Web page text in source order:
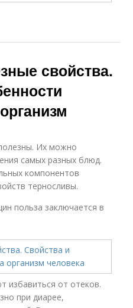
свойства.
Их можно
самых разных блюд.
компонентов
терносливы.
польза заключается в
избавиться от отеков.
при диарее,